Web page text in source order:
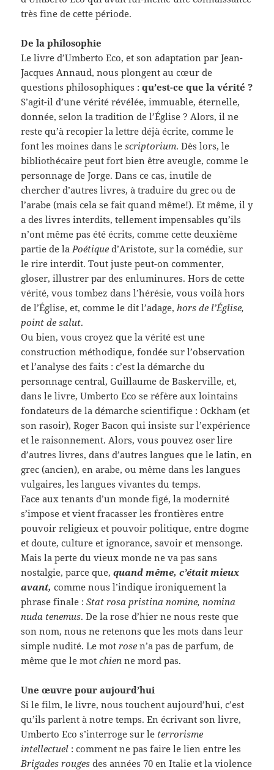
très fine de cette période.
De la philosophie
Le livre d’Umberto Eco, et son adaptation par Jean-
Jacques Annaud, nous plongent au cœur de
questions philosophiques :qu’est-ce que la vérité ?
S’agit-il d’une vérité révélée, immuable, éternelle,
donnée, selon la tradition de l’Église ? Alors, il ne
reste qu’à recopier la lettre déjà écrite, comme le
font les moines dans lescriptorium. Dès lors, le
bibliothécaire peut fort bien être aveugle, comme le
personnage de Jorge. Dans ce cas, inutile de
chercher d’autres livres, à traduire du grec ou de
l’arabe (mais cela se fait quand même!). Et même, il y
a des livres interdits, tellement impensables qu’ils
n’ont même pas été écrits, comme cette deuxième
partie de la Poétiqued’Aristote, sur la comédie, sur
le rire interdit. Tout juste peut-on commenter,
gloser, illustrer par des enluminures. Hors de cette
vérité, vous tombez dans l’hérésie, vous voilà hors
de l’Église, et, comme le dit l’adage, hors de l’Église,
point de salut.
Ou bien, vous croyez que la vérité est une
construction méthodique, fondée sur l’observation
et l’analyse des faits : c’est la démarche du
personnage central, Guillaume de Baskerville, et,
dans le livre, Umberto Eco se réfère aux lointains
fondateurs de la démarche scientifique : Ockham (et
son rasoir), Roger Bacon qui insiste sur l’expérience
et le raisonnement. Alors, vous pouvez oser lire
d’autres livres, dans d’autres langues que le latin, en
grec (ancien), en arabe, ou même dans les langues
vulgaires, les langues vivantes du temps.
Face aux tenants d’un monde figé, la modernité
s’impose et vient fracasser les frontières entre
pouvoir religieux et pouvoir politique, entre dogme
et doute, culture et ignorance, savoir et mensonge.
Mais la perte du vieux monde ne va pas sans
nostalgie, parce que,quand même, c’était mieux
avant, comme nous l’indique ironiquement la
phrase finale :Stat rosa pristina nomine, nomina
nuda tenemus. De la rose d’hier ne nous reste que
son nom, nous ne retenons que les mots dans leur
simple nudité. Le motrose n’a pas de parfum, de
même que le motchien ne mord pas.
Une œuvre pour aujourd’hui
Si le film, le livre, nous touchent aujourd’hui, c’est
qu’ils parlent à notre temps. En écrivant son livre,
Umberto Eco s’interroge sur le terrorisme
intellectuel : comment ne pas faire le lien entre les
Brigades rouges des années 70 en Italie et la violence